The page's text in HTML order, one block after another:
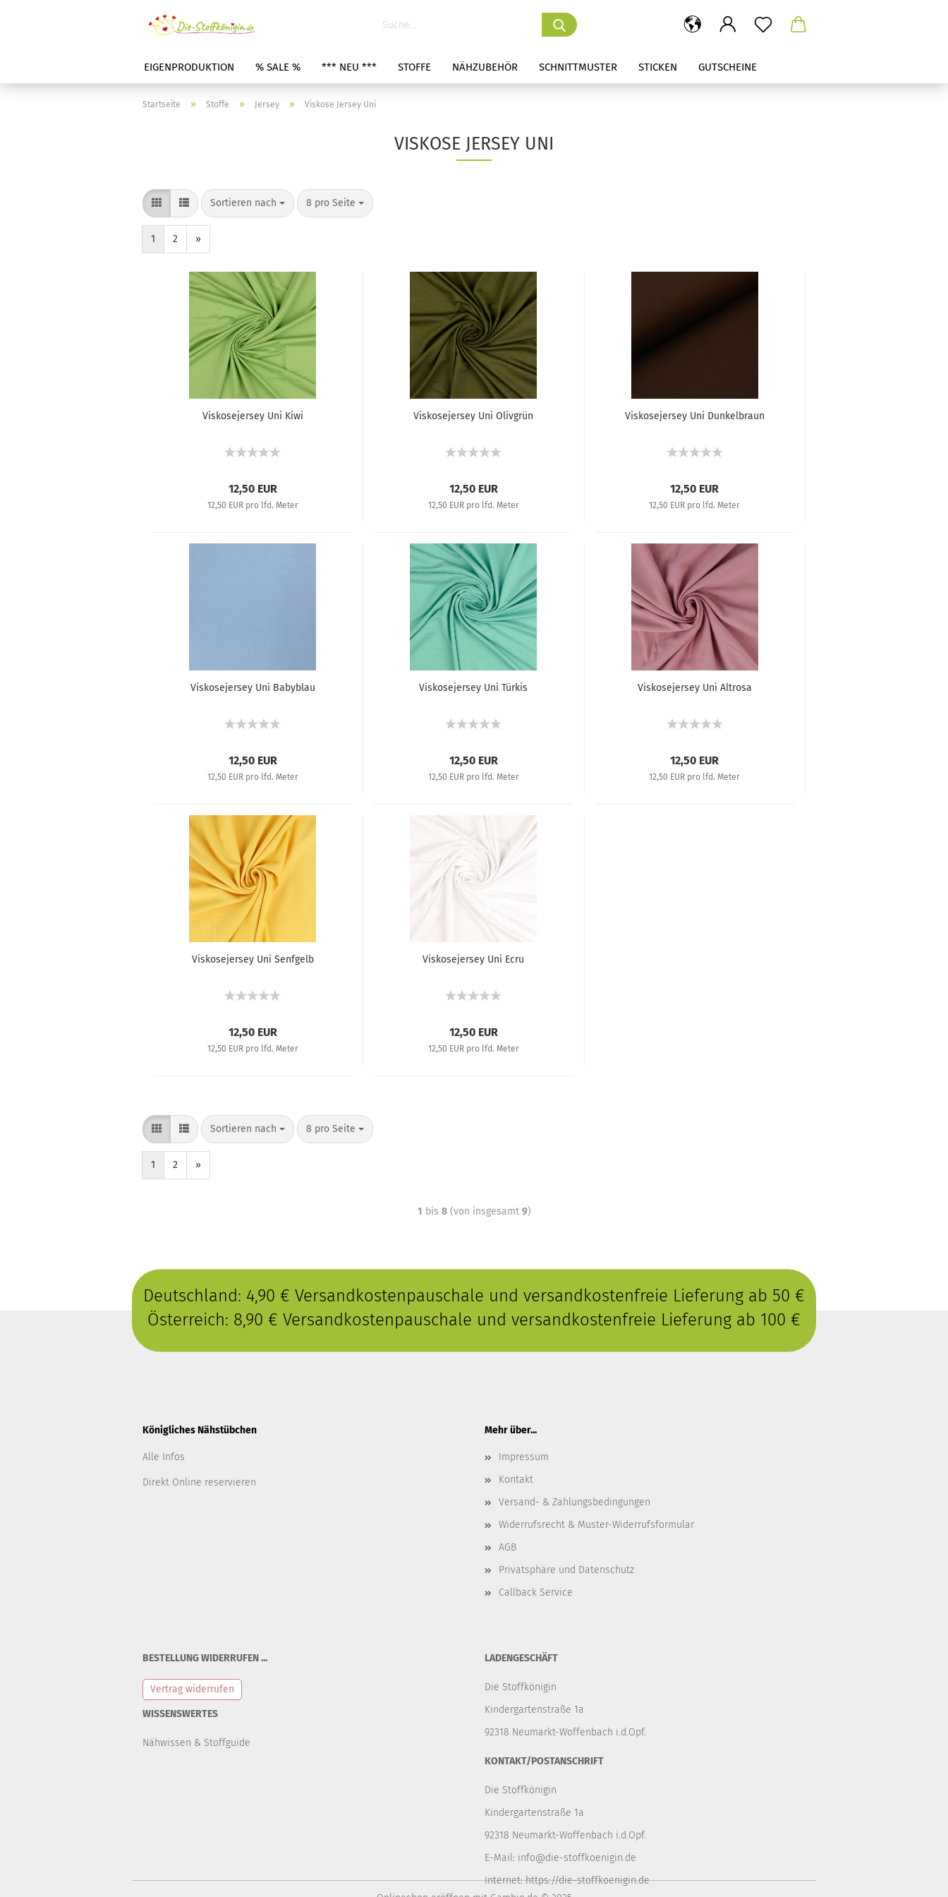
EIGENPRODUKTION % SALE % *** NEU *** STOFFE NÄHZUBEHÖR SCHNITTMUSTER STICKEN GUTSCHEINE
Startseite » Stoffe » Jersey » Viskose Jersey Uni
VISKOSE JERSEY UNI
Sortieren nach 8 pro Seite
1 2 »
Viskosejersey Uni Kiwi
12,50 EUR
12,50 EUR pro lfd. Meter
Viskosejersey Uni Olivgrün
12,50 EUR
12,50 EUR pro lfd. Meter
Viskosejersey Uni Dunkelbraun
12,50 EUR
12,50 EUR pro lfd. Meter
Viskosejersey Uni Babyblau
12,50 EUR
12,50 EUR pro lfd. Meter
Viskosejersey Uni Türkis
12,50 EUR
12,50 EUR pro lfd. Meter
Viskosejersey Uni Altrosa
12,50 EUR
12,50 EUR pro lfd. Meter
Viskosejersey Uni Senfgelb
12,50 EUR
12,50 EUR pro lfd. Meter
Viskosejersey Uni Ecru
12,50 EUR
12,50 EUR pro lfd. Meter
Sortieren nach 8 pro Seite
1 2 »
1 bis 8(von insgesamt 9)
Deutschland: 4,90 € Versandkostenpauschale und versandkostenfreie Lieferung ab 50 €
Österreich: 8,90 € Versandkostenpauschale und versandkostenfreie Lieferung ab 100 €
Königliches Nähstübchen
Alle Infos
Direkt Online reservieren
Mehr über...
Impressum
Kontakt
Versand- & Zahlungsbedingungen
Widerrufsrecht & Muster-Widerrufsformular
AGB
Privatsphäre und Datenschutz
Callback Service
BESTELLUNG WIDERRUFEN ...
Vertrag widerrufen
WISSENSWERTES
Nähwissen & Stoffguide
LADENGESCHÄFT
Die Stoffkönigin
Kindergartenstraße 1a
92318 Neumarkt-Woffenbach i.d.Opf.
KONTAKT/POSTANSCHRIFT
Die Stoffkönigin
Kindergartenstraße 1a
92318 Neumarkt-Woffenbach i.d.Opf.
E-Mail: info@die-stoffkoenigin.de
Internet:https://die-stoffkoenigin.de